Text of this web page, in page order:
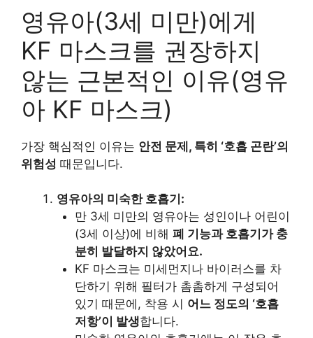
영유아(3세 미만)에게
KF 마스크를 권장하지
않는 근본적인 이유(영유
아 KF 마스크)
가장 핵심적인 이유는 안전 문제, 특히 ‘호흡 곤란’의
위험성 때문입니다.
영유아의 미숙한 호흡기:
만 3세 미만의 영유아는 성인이나 어린이
(3세 이상)에 비해 폐 기능과 호흡기가 충
분히 발달하지 않았어요.
KF 마스크는 미세먼지나 바이러스를 차
단하기 위해 필터가 촘촘하게 구성되어
있기 때문에, 착용 시 어느 정도의 ‘호흡
저항’이 발생합니다.